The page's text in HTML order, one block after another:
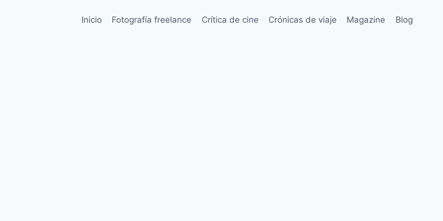
Inicio Fotografía freelance Crítica de cine Crónicas de viaje Magazine Blog